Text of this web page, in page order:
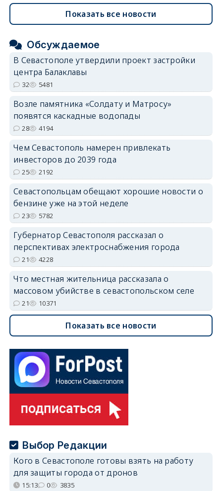
Показать все новости
Обсуждаемое
В Севастополе утвердили проект застройки
центра Балаклавы
32 5481
Возле памятника «Солдату и Матросу»
появятся каскадные водопады
28 4194
Чем Севастополь намерен привлекать
инвесторов до 2039 года
25 2192
Севастопольцам обещают хорошие новости о
бензине уже на этой неделе
23 5782
Губернатор Севастополя рассказал о
перспективах электроснабжения города
21 4228
Что местная жительница рассказала о
массовом убийстве в севастопольском селе
21 10371
Показать все новости
Выбор Редакции
Кого в Севастополе готовы взять на работу
для защиты города от дронов
15:13 0 3835